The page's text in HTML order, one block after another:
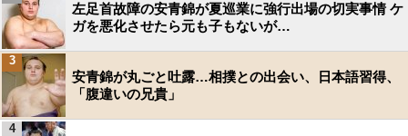
左足首故障の安青錦が夏巡業に強行出場の切実事情 ケ
ガを悪化させたら元も子もないが…
安青錦が丸ごと吐露…相撲との出会い、日本語習得、
「腹違いの兄貴」
3
4